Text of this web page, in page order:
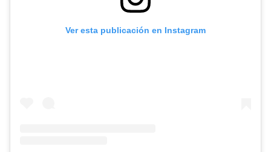
Ver esta publicación en Instagram